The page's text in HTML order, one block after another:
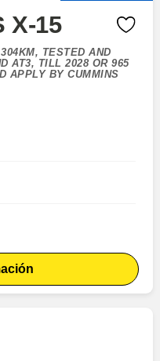
X-15
TESTED AND
AT3, TILL 2028 OR 965
APPLY BY CUMMINS